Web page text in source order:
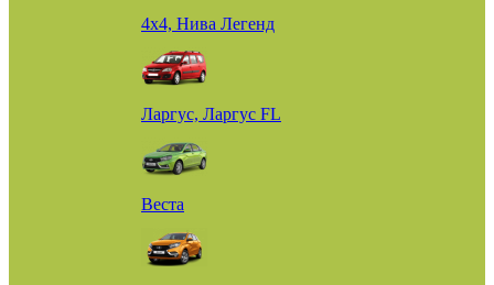
4х4, Нива Легенд
Ларгус, Ларгус FL
Веста